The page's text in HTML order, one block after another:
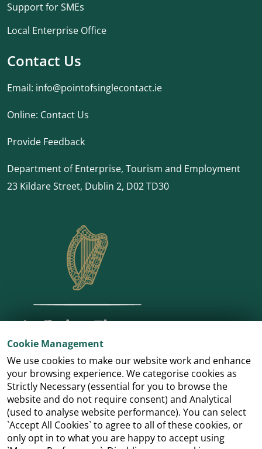
Cookie Management
We use cookies to make our website work and enhance
your browsing experience. We categorise cookies as
Strictly Necessary (essential for you to browse the
website and do not require consent) and Analytical
(used to analyse website performance). You can select
`Accept All Cookies` to agree to all of these cookies, or
only opt in to what you are happy to accept using
Support for SMEs
Local Enterprise Office
Contact Us
Email: info@pointofsinglecontact.ie
Online: Contact Us
Provide Feedback
Department of Enterprise, Tourism and Employment
23 Kildare Street, Dublin 2, D02 TD30